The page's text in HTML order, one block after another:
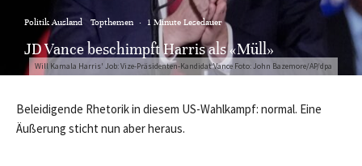
Will Kamala Harris' Job: Vize-Präsidenten-Kandidat Vance Foto: John Bazemore/AP/dpa
Politik Ausland Topthemen · 1 Minute Lesedauer
JD Vance beschimpft Harris als «Müll»
Beleidigende Rhetorik in diesem US-Wahlkampf: normal. Eine
Äußerung sticht nun aber heraus.